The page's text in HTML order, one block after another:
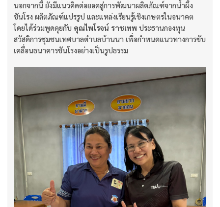
นอกจากนี้ ยังมีแนวคิดต่อยอดสู่การพัฒนาผลิตภัณฑ์จากน้ำผึ้ง
ชันโรง ผลิตภัณฑ์แปรรูป และแหล่งเรียนรู้เชิงเกษตรในอนาคต
โดยได้ร่วมพูดคุยกับ คุณไพโรจน์ ราชเทพ ประธานกองทุน
สวัสดิการชุมชนเทศบาลตำบลบ้านนา เพื่อกำหนดแนวทางการขับ
เคลื่อนธนาคารชันโรงอย่างเป็นรูปธรรม